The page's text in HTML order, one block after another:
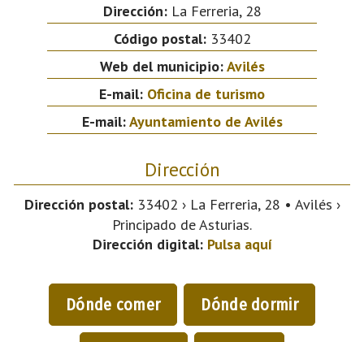
Dirección:La Ferreria, 28
Código postal:33402
Web del municipio:Avilés
E-mail: Oficina de turismo
E-mail:Ayuntamiento de Avilés
Dirección
Dirección postal:33402 › La Ferreria, 28 • Avilés ›
Principado de Asturias.
Dirección digital: Pulsa aquí
Dónde comer Dónde dormir